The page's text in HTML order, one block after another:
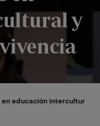
y
en educación intercultural y